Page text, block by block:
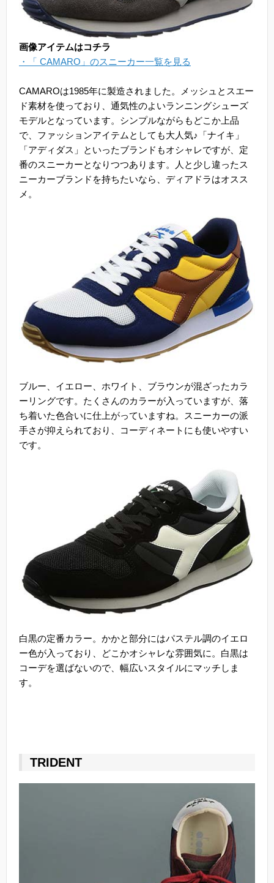
画像アイテムはコチラ
・「 CAMARO」のスニーカー一覧を見る
CAMAROは1985年に製造されました。メッシュとスエー
ド素材を使っており、通気性のよいランニングシューズ
モデルとなっています。シンプルながらもどこか上品
で、ファッションアイテムとしても大人気♪「ナイキ」
「アディダス」といったブランドもオシャレですが、定
番のスニーカーとなりつつあります。人と少し違ったス
ニーカーブランドを持ちたいなら、ディアドラはオスス
メ。
ブルー、イエロー、ホワイト、ブラウンが混ざったカラ
ーリングです。たくさんのカラーが入っていますが、落
ち着いた色合いに仕上がっていますね。スニーカーの派
手さが抑えられており、コーディネートにも使いやすい
です。
白黒の定番カラー。かかと部分にはパステル調のイエロ
ー色が入っており、どこかオシャレな雰囲気に。白黒は
コーデを選ばないので、幅広いスタイルにマッチしま
す。
TRIDENT